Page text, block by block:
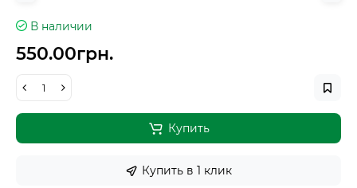
В наличии
550.00грн.
Купить
Купить в 1 клик